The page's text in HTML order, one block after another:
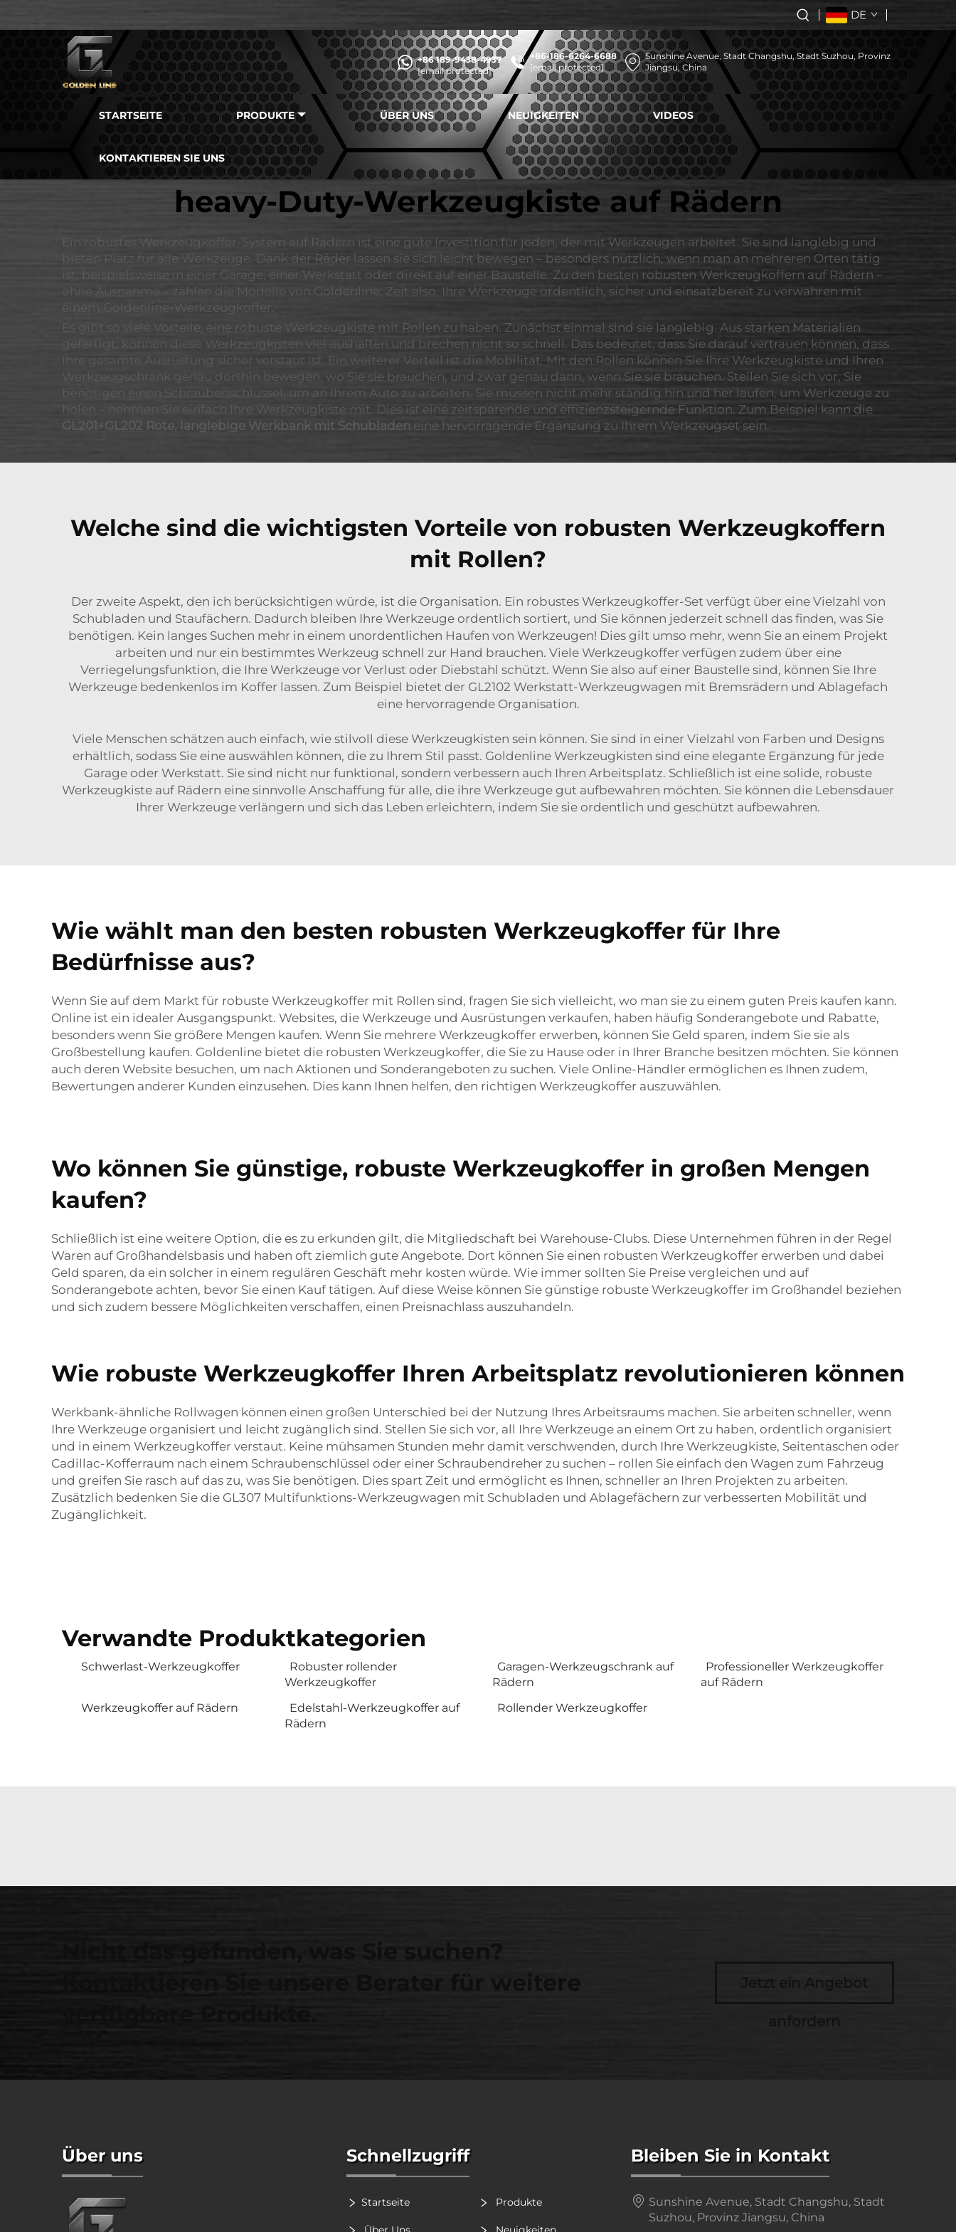
DE
+86 189-9438-4937
[email protected]
+86-186-6264-6688
[email protected]
Sunshine Avenue, Stadt Changshu, Stadt Suzhou, Provinz
Jiangsu, China
STARTSEITE PRODUKTE ÜBER UNS NEUIGKEITEN VIDEOS
KONTAKTIEREN SIE UNS
heavy-Duty-Werkzeugkiste auf Rädern
Ein robustes Werkzeugkoffer-System auf Rädern ist eine gute Investition für jeden, der mit Werkzeugen arbeitet. Sie sind langlebig und
bieten Platz für alle Werkzeuge. Dank der Räder lassen sie sich leicht bewegen – besonders nützlich, wenn man an mehreren Orten tätig
ist, beispielsweise in einer Garage, einer Werkstatt oder direkt auf einer Baustelle. Zu den besten robusten Werkzeugkoffern auf Rädern –
ohne Ausnahme – zählen die Modelle von Goldenline. Zeit also, Ihre Werkzeuge ordentlich, sicher und einsatzbereit zu verwahren mit
einem Goldenline-Werkzeugkoffer.
Es gibt so viele Vorteile, eine robuste Werkzeugkiste mit Rollen zu haben. Zunächst einmal sind sie langlebig. Aus starken Materialien
gefertigt, können diese Werkzeugkisten viel aushalten und brechen nicht so schnell. Das bedeutet, dass Sie darauf vertrauen können, dass
Ihre gesamte Ausrüstung sicher verstaut ist. Ein weiterer Vorteil ist die Mobilität. Mit den Rollen können Sie Ihre Werkzeugkiste und Ihren
Werkzeugschrank genau dorthin bewegen, wo Sie sie brauchen, und zwar genau dann, wenn Sie sie brauchen. Stellen Sie sich vor, Sie
benötigen einen Schraubenschlüssel, um an Ihrem Auto zu arbeiten. Sie müssen nicht mehr ständig hin und her laufen, um Werkzeuge zu
holen – nehmen Sie einfach Ihre Werkzeugkiste mit. Dies ist eine zeitsparende und effizienzsteigernde Funktion. Zum Beispiel kann die
GL201+GL202 Rote, langlebige Werkbank mit Schubladen eine hervorragende Ergänzung zu Ihrem Werkzeugset sein.
Welche sind die wichtigsten Vorteile von robusten Werkzeugkoffern
mit Rollen?
Der zweite Aspekt, den ich berücksichtigen würde, ist die Organisation. Ein robustes Werkzeugkoffer-Set verfügt über eine Vielzahl von
Schubladen und Staufächern. Dadurch bleiben Ihre Werkzeuge ordentlich sortiert, und Sie können jederzeit schnell das finden, was Sie
benötigen. Kein langes Suchen mehr in einem unordentlichen Haufen von Werkzeugen! Dies gilt umso mehr, wenn Sie an einem Projekt
arbeiten und nur ein bestimmtes Werkzeug schnell zur Hand brauchen. Viele Werkzeugkoffer verfügen zudem über eine
Verriegelungsfunktion, die Ihre Werkzeuge vor Verlust oder Diebstahl schützt. Wenn Sie also auf einer Baustelle sind, können Sie Ihre
Werkzeuge bedenkenlos im Koffer lassen. Zum Beispiel bietet der GL2102 Werkstatt-Werkzeugwagen mit Bremsrädern und Ablagefach
eine hervorragende Organisation.
Viele Menschen schätzen auch einfach, wie stilvoll diese Werkzeugkisten sein können. Sie sind in einer Vielzahl von Farben und Designs
erhältlich, sodass Sie eine auswählen können, die zu Ihrem Stil passt. Goldenline Werkzeugkisten sind eine elegante Ergänzung für jede
Garage oder Werkstatt. Sie sind nicht nur funktional, sondern verbessern auch Ihren Arbeitsplatz. Schließlich ist eine solide, robuste
Werkzeugkiste auf Rädern eine sinnvolle Anschaffung für alle, die ihre Werkzeuge gut aufbewahren möchten. Sie können die Lebensdauer
Ihrer Werkzeuge verlängern und sich das Leben erleichtern, indem Sie sie ordentlich und geschützt aufbewahren.
Wie wählt man den besten robusten Werkzeugkoffer für Ihre
Bedürfnisse aus?
Wenn Sie auf dem Markt für robuste Werkzeugkoffer mit Rollen sind, fragen Sie sich vielleicht, wo man sie zu einem guten Preis kaufen kann.
Online ist ein idealer Ausgangspunkt. Websites, die Werkzeuge und Ausrüstungen verkaufen, haben häufig Sonderangebote und Rabatte,
besonders wenn Sie größere Mengen kaufen. Wenn Sie mehrere Werkzeugkoffer erwerben, können Sie Geld sparen, indem Sie sie als
Großbestellung kaufen. Goldenline bietet die robusten Werkzeugkoffer, die Sie zu Hause oder in Ihrer Branche besitzen möchten. Sie können
auch deren Website besuchen, um nach Aktionen und Sonderangeboten zu suchen. Viele Online-Händler ermöglichen es Ihnen zudem,
Bewertungen anderer Kunden einzusehen. Dies kann Ihnen helfen, den richtigen Werkzeugkoffer auszuwählen.
Wo können Sie günstige, robuste Werkzeugkoffer in großen Mengen
kaufen?
Schließlich ist eine weitere Option, die es zu erkunden gilt, die Mitgliedschaft bei Warehouse-Clubs. Diese Unternehmen führen in der Regel
Waren auf Großhandelsbasis und haben oft ziemlich gute Angebote. Dort können Sie einen robusten Werkzeugkoffer erwerben und dabei
Geld sparen, da ein solcher in einem regulären Geschäft mehr kosten würde. Wie immer sollten Sie Preise vergleichen und auf
Sonderangebote achten, bevor Sie einen Kauf tätigen. Auf diese Weise können Sie günstige robuste Werkzeugkoffer im Großhandel beziehen
und sich zudem bessere Möglichkeiten verschaffen, einen Preisnachlass auszuhandeln.
Wie robuste Werkzeugkoffer Ihren Arbeitsplatz revolutionieren können
Werkbank-ähnliche Rollwagen können einen großen Unterschied bei der Nutzung Ihres Arbeitsraums machen. Sie arbeiten schneller, wenn
Ihre Werkzeuge organisiert und leicht zugänglich sind. Stellen Sie sich vor, all Ihre Werkzeuge an einem Ort zu haben, ordentlich organisiert
und in einem Werkzeugkoffer verstaut. Keine mühsamen Stunden mehr damit verschwenden, durch Ihre Werkzeugkiste, Seitentaschen oder
Cadillac-Kofferraum nach einem Schraubenschlüssel oder einer Schraubendreher zu suchen – rollen Sie einfach den Wagen zum Fahrzeug
und greifen Sie rasch auf das zu, was Sie benötigen. Dies spart Zeit und ermöglicht es Ihnen, schneller an Ihren Projekten zu arbeiten.
Zusätzlich bedenken Sie die GL307 Multifunktions-Werkzeugwagen mit Schubladen und Ablagefächern zur verbesserten Mobilität und
Zugänglichkeit.
Verwandte Produktkategorien
Schwerlast-Werkzeugkoffer
Robuster rollender
Werkzeugkoffer
Garagen-Werkzeugschrank auf
Rädern
Professioneller Werkzeugkoffer
auf Rädern
Werkzeugkoffer auf Rädern
Edelstahl-Werkzeugkoffer auf
Rädern
Rollender Werkzeugkoffer
Jetzt ein Angebot
Über uns Schnellzugriff
Startseite Produkte
Über Uns Neuigkeiten
Bleiben Sie in Kontakt
Sunshine Avenue, Stadt Changshu, Stadt
Suzhou, Provinz Jiangsu, China